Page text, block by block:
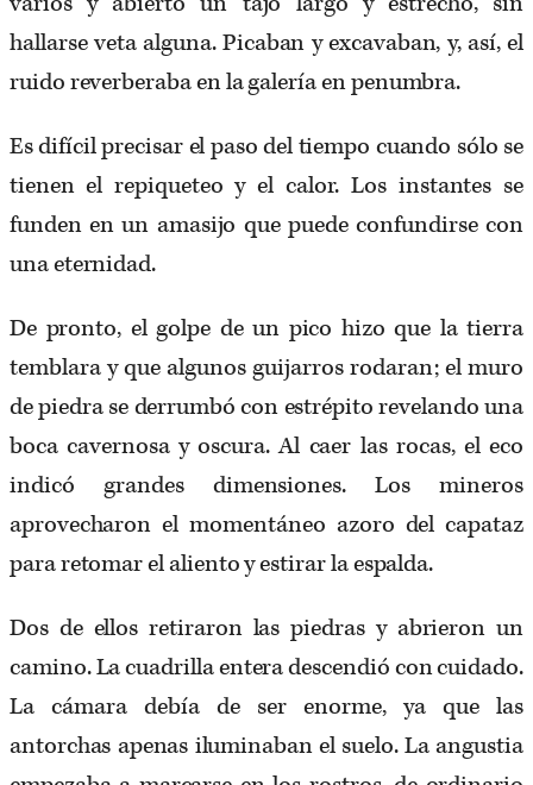
hallarse veta alguna. Picaban y excavaban, y, así, el
ruido reverberaba en la galería en penumbra.
Es difícil precisar el paso del tiempo cuando sólo se
tienen el repiqueteo y el calor. Los instantes se
funden en un amasijo que puede confundirse con
una eternidad.
De pronto, el golpe de un pico hizo que la tierra
temblara y que algunos guijarros rodaran; el muro
de piedra se derrumbó con estrépito revelando una
boca cavernosa y oscura. Al caer las rocas, el eco
indicó grandes dimensiones. Los mineros
aprovecharon el momentáneo azoro del capataz
para retomar el aliento y estirar la espalda.
Dos de ellos retiraron las piedras y abrieron un
camino. La cuadrilla entera descendió con cuidado.
La cámara debía de ser enorme, ya que las
antorchas apenas iluminaban el suelo. La angustia